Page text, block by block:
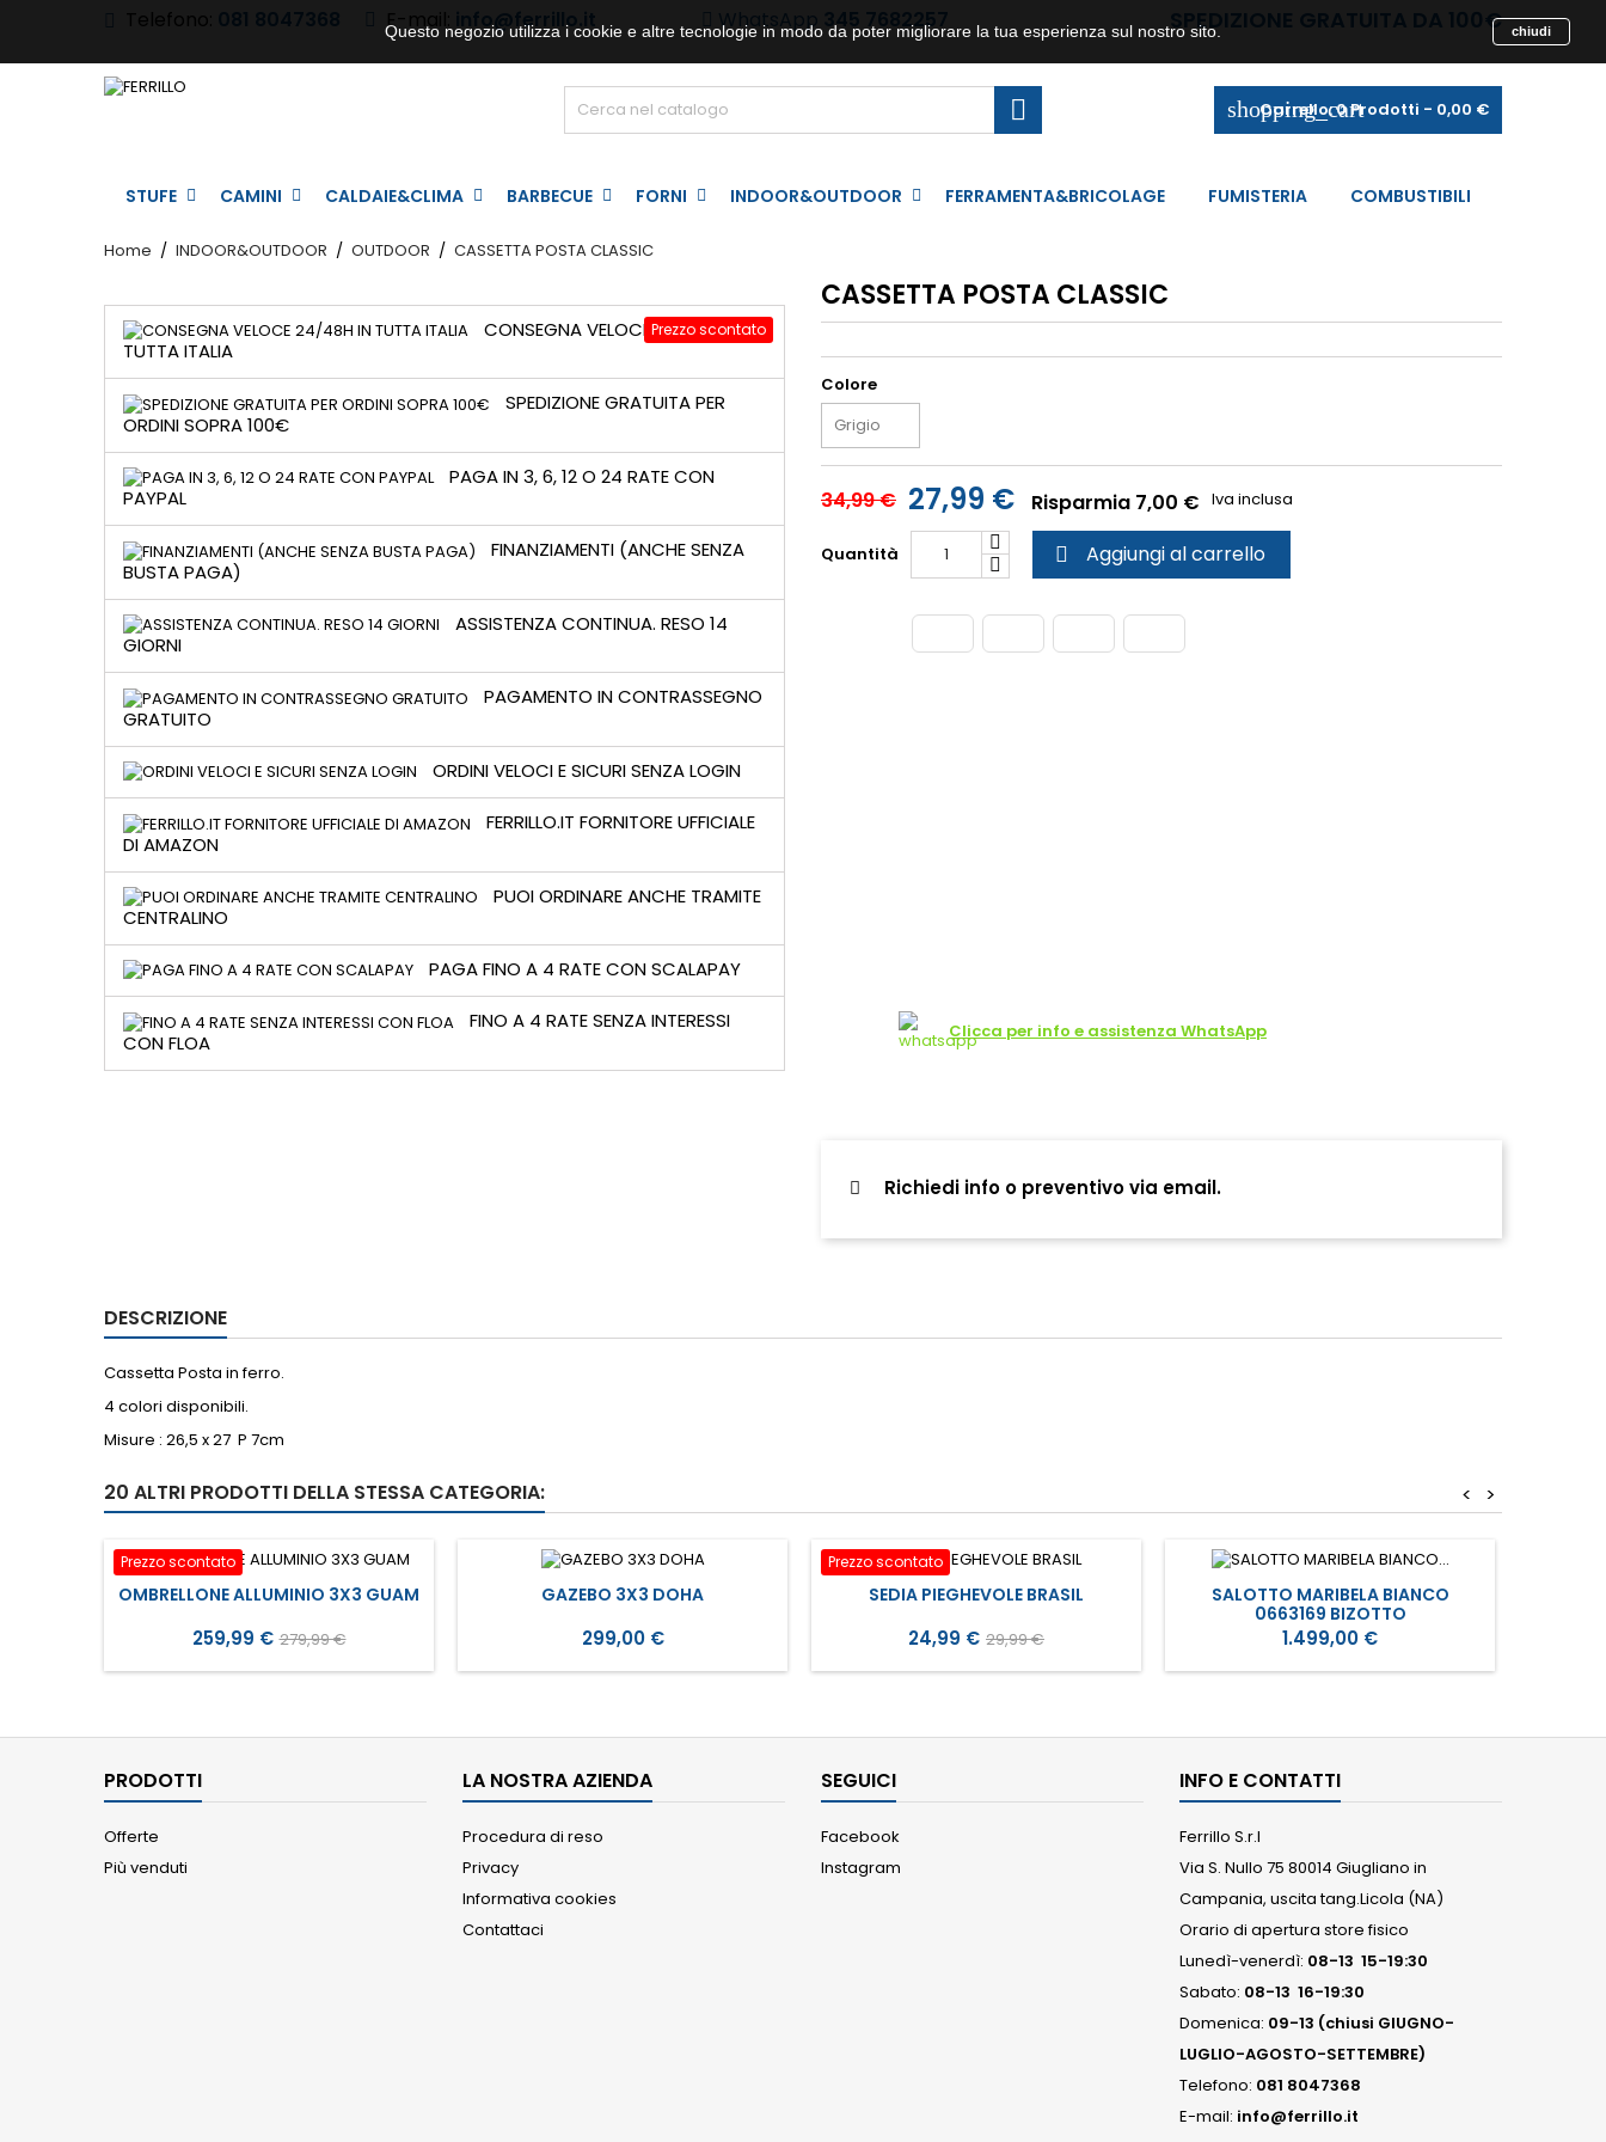
Telefono: 081 8047368 E-mail: info@ferrillo.it WhatsApp 345 7682257 SPEDIZIONE GRATUITA DA 100€
shopping_cart
Carrello:0Prodotti - 0,00 €

STUFE CAMINI CALDAIE&CLIMA BARBECUE FORNI INDOOR&OUTDOOR FERRAMENTA&BRICOLAGE FUMISTERIA COMBUSTIBILI
Home INDOOR&OUTDOOR OUTDOOR CASSETTA POSTA CLASSIC
Prezzo scontato
CONSEGNA VELOCE 24/48H IN
TUTTA ITALIA
SPEDIZIONE GRATUITA PER
ORDINI SOPRA 100€
PAGA IN 3, 6, 12 O 24 RATE CON
PAYPAL
FINANZIAMENTI (ANCHE SENZA
BUSTA PAGA)
ASSISTENZA CONTINUA. RESO 14
GIORNI
PAGAMENTO IN CONTRASSEGNO
GRATUITO
ORDINI VELOCI E SICURI SENZA LOGIN
FERRILLO.IT FORNITORE UFFICIALE
DI AMAZON
PUOI ORDINARE ANCHE TRAMITE
CENTRALINO
PAGA FINO A 4 RATE CON SCALAPAY
FINO A 4 RATE SENZA INTERESSI
CON FLOA
CASSETTA POSTA CLASSIC
Colore
34,99 € 27,99 € Risparmia 7,00 € Iva inclusa
Quantità  Aggiungi al carrello
Clicca per info e assistenza WhatsApp
Richiedi info o preventivo via email.
DESCRIZIONE
Cassetta Posta in ferro.
4 colori disponibili.
Misure : 26,5 x 27 P 7cm
20 ALTRI PRODOTTI DELLA STESSA CATEGORIA: >
<
Prezzo scontato
OMBRELLONE ALLUMINIO 3X3 GUAM
Prezzo
259,99 € Prezzo
base
279,99 €
GAZEBO 3X3 DOHA
Prezzo
299,00 €
Prezzo scontato
SEDIA PIEGHEVOLE BRASIL
Prezzo
24,99 € Prezzo
base
29,99 €
SALOTTO MARIBELA BIANCO
0663169 BIZOTTO
Prezzo
1.499,00 €
PRODOTTI
Offerte
Più venduti
LA NOSTRA AZIENDA
Procedura di reso
Privacy
Informativa cookies
Contattaci
SEGUICI
Facebook
Instagram
INFO E CONTATTI
Ferrillo S.r.l
Via S. Nullo 75 80014 Giugliano in
Campania, uscita tang.Licola (NA)
Orario di apertura store fisico
Lunedì-venerdì: 08-13 15-19:30
Sabato: 08-13 16-19:30
Domenica: 09-13 (chiusi GIUGNO-
LUGLIO-AGOSTO-SETTEMBRE)
Telefono: 081 8047368
E-mail: info@ferrillo.it
Questo negozio utilizza i cookie e altre tecnologie in modo da poter migliorare la tua esperienza sul nostro sito. chiudi